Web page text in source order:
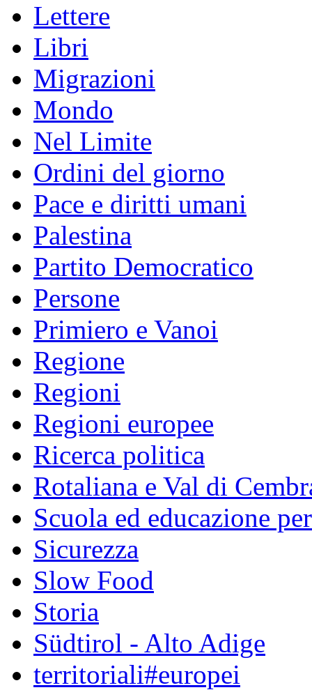
Lettere
Libri
Migrazioni
Mondo
Nel Limite
Ordini del giorno
Pace e diritti umani
Palestina
Partito Democratico
Persone
Primiero e Vanoi
Regione
Regioni
Regioni europee
Ricerca politica
Rotaliana e Val di
Scuola ed educazione
Sicurezza
Slow Food
Storia
Südtirol - Alto Adige
territoriali#europei